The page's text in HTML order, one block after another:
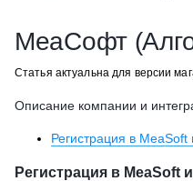
МеаСофт
Статья актуальна для версии
Описание компании и
Регистрация в MeaSoft
Регистрация в MeaSoft